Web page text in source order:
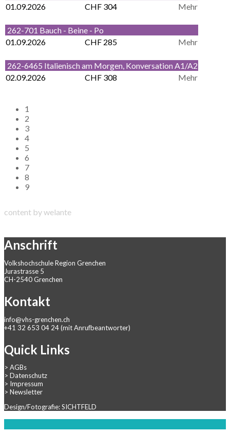
01.09.2026
CHF 304 Mehr
262-701 Bauch - Beine - Po
01.09.2026
CHF 285 Mehr
262-6465 Italienisch am Morgen, Konversation A1/A2
02.09.2026
CHF 308 Mehr
1
2
3
4
5
6
7
8
9
content by welante
Anschrift
Volkshochschule Region Grenchen
Jurastrasse 5
CH-2540 Grenchen
Kontakt
info@vhs-grenchen.ch
+41 32 653 04 24 (mit Anrufbeantworter)
Quick Links
> AGBs
> Datenschutz
> Impressum
> Newsletter
Design/Fotografie: SICHTFELD